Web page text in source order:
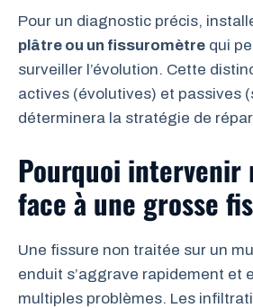
Pour un diagnostic précis,
plâtre ou un fissuromètre qui
surveiller l’évolution. Cette
actives (évolutives) et passives
déterminera la stratégie de
Pourquoi intervenir
face à une grosse
Une fissure non traitée sur un
enduit s’aggrave rapidement et
multiples problèmes. Les